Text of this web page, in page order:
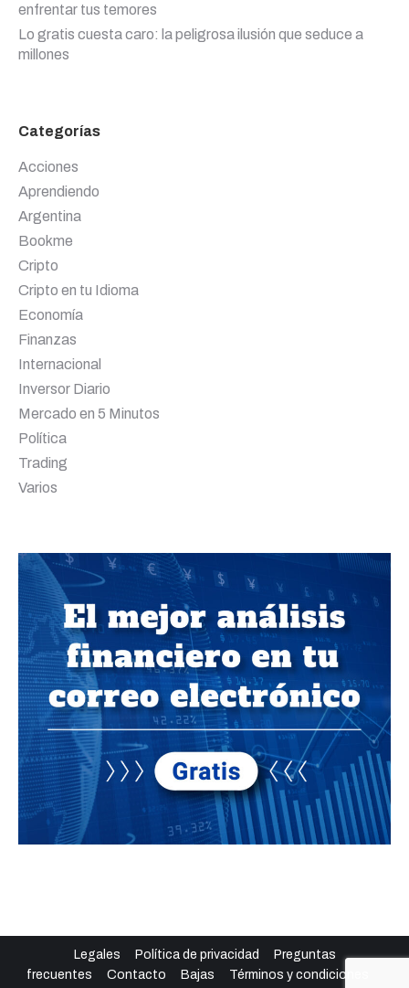
enfrentar tus temores
Lo gratis cuesta caro: la peligrosa ilusión que seduce a
millones
Categorías
Acciones
Aprendiendo
Argentina
Bookme
Cripto
Cripto en tu Idioma
Economía
Finanzas
Internacional
Inversor Diario
Mercado en 5 Minutos
Política
Trading
Varios
Legales Política de privacidad
Preguntas
frecuentes
Contacto Bajas Términos y condiciones